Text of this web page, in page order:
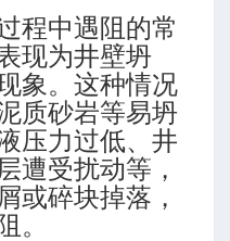
程中遇阻的常
现为井壁坍
象。这种情况
质砂岩等易坍
压力过低、井
遭受扰动等，
或碎块掉落，
。